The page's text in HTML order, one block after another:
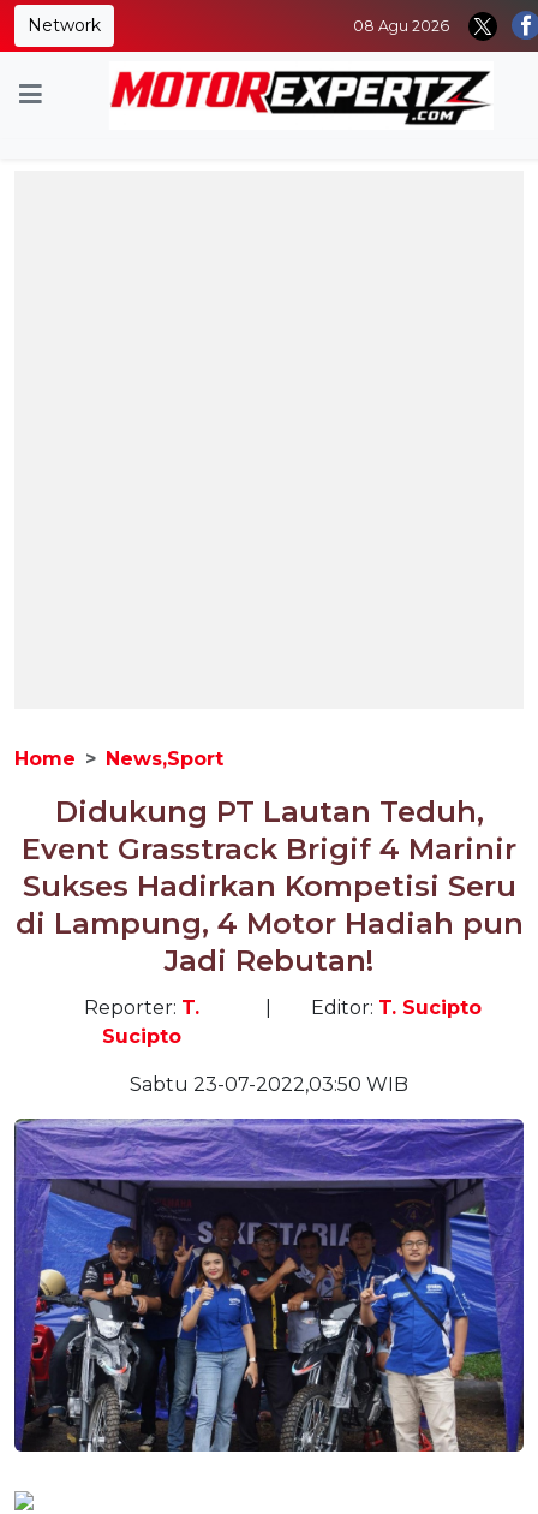
Network 08 Agu 2026
Home News,Sport
Didukung PT Lautan Teduh,
Event Grasstrack Brigif 4 Marinir
Sukses Hadirkan Kompetisi Seru
di Lampung, 4 Motor Hadiah pun
Jadi Rebutan!
Reporter: T.
Sucipto
Editor: T. Sucipto
Sabtu 23-07-2022,03:50 WIB